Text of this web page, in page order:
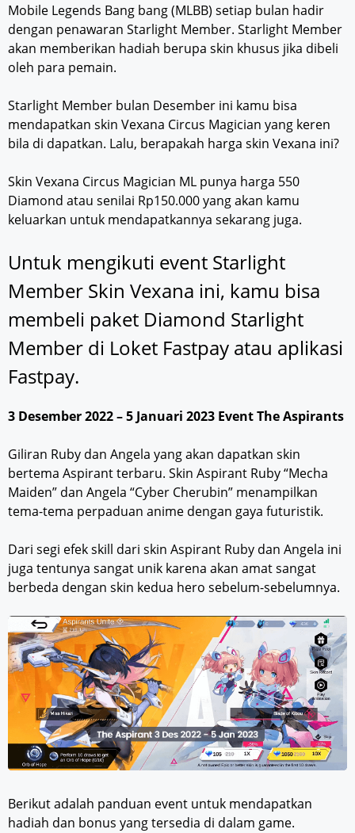
Mobile Legends Bang bang (MLBB) setiap bulan hadir
dengan penawaran Starlight Member. Starlight Member
akan memberikan hadiah berupa skin khusus jika dibeli
oleh para pemain.
Starlight Member bulan Desember ini kamu bisa
mendapatkan skin Vexana Circus Magician yang keren
bila di dapatkan. Lalu, berapakah harga skin Vexana ini?
Skin Vexana Circus Magician ML punya harga 550
Diamond atau senilai Rp150.000 yang akan kamu
keluarkan untuk mendapatkannya sekarang juga.
Untuk mengikuti event Starlight
Member Skin Vexana ini, kamu bisa
membeli paket Diamond Starlight
Member di Loket Fastpay atau aplikasi
Fastpay.
3 Desember 2022 – 5 Januari 2023 Event The Aspirants
Giliran Ruby dan Angela yang akan dapatkan skin
bertema Aspirant terbaru. Skin Aspirant Ruby “Mecha
Maiden” dan Angela “Cyber Cherubin” menampilkan
tema-tema perpaduan anime dengan gaya futuristik.
Dari segi efek skill dari skin Aspirant Ruby dan Angela ini
juga tentunya sangat unik karena akan amat sangat
berbeda dengan skin kedua hero sebelum-sebelumnya.
Berikut adalah panduan event untuk mendapatkan
hadiah dan bonus yang tersedia di dalam game.